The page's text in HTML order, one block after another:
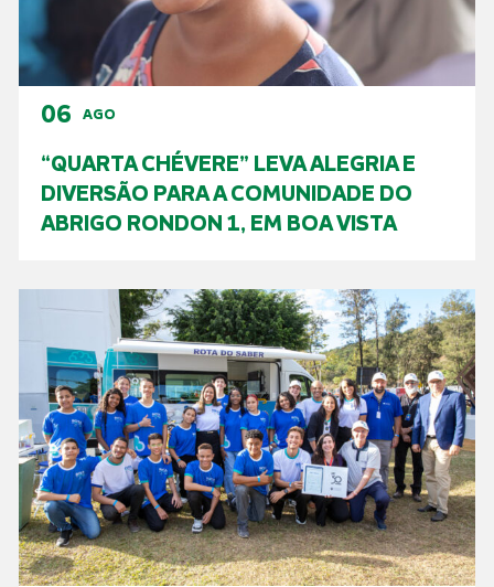
06 AGO
“QUARTA CHÉVERE” LEVA ALEGRIA E
DIVERSÃO PARA A COMUNIDADE DO
ABRIGO RONDON 1, EM BOA VISTA